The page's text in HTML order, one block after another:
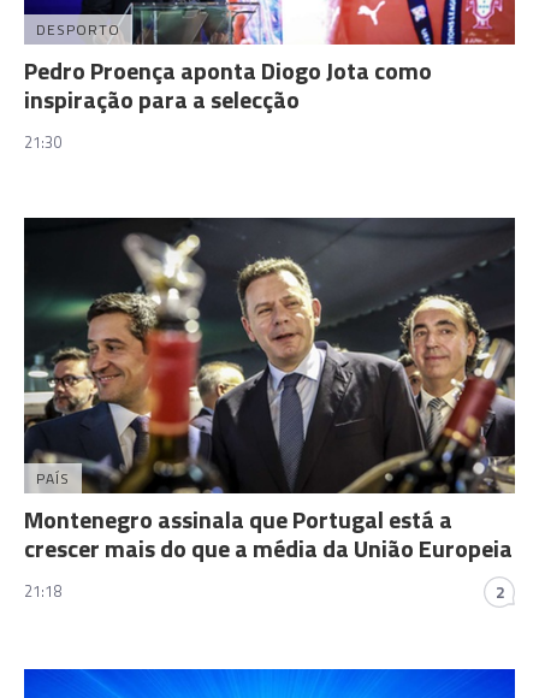
DESPORTO
Pedro Proença aponta Diogo Jota como
inspiração para a selecção
21:30
PAÍS
Montenegro assinala que Portugal está a
crescer mais do que a média da União Europeia
21:18 2